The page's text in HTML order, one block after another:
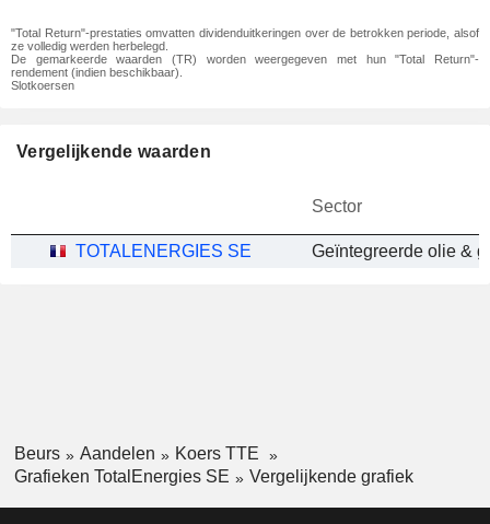
"Total Return"-prestaties omvatten dividenduitkeringen over de betrokken periode, alsof
ze volledig werden herbelegd.
De gemarkeerde waarden (TR) worden weergegeven met hun "Total Return"-
rendement (indien beschikbaar).
Slotkoersen
Vergelijkende waarden
Sector
TOTALENERGIES SE Geïntegreerde olie &
Beurs Aandelen
Koers TTE
Grafieken TotalEnergies SE
Vergelijkende grafiek